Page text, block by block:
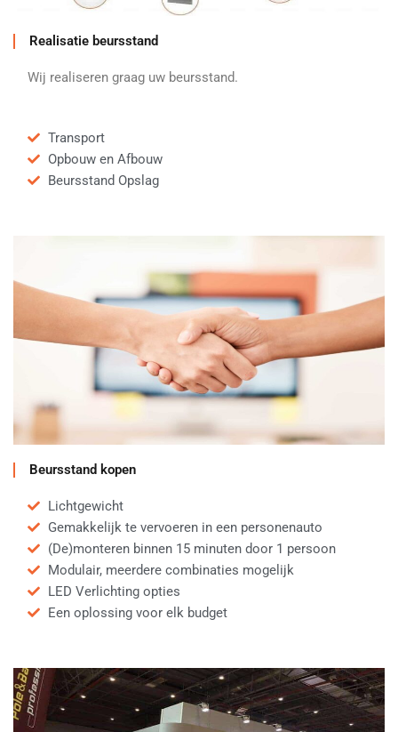
Realisatie beursstand
Wij realiseren graag uw beursstand.
Transport
Opbouw en Afbouw
Beursstand Opslag
Beursstand kopen
Lichtgewicht
Gemakkelijk te vervoeren in een personenauto
(De)monteren binnen 15 minuten door 1 persoon
Modulair, meerdere combinaties mogelijk
LED Verlichting opties
Een oplossing voor elk budget